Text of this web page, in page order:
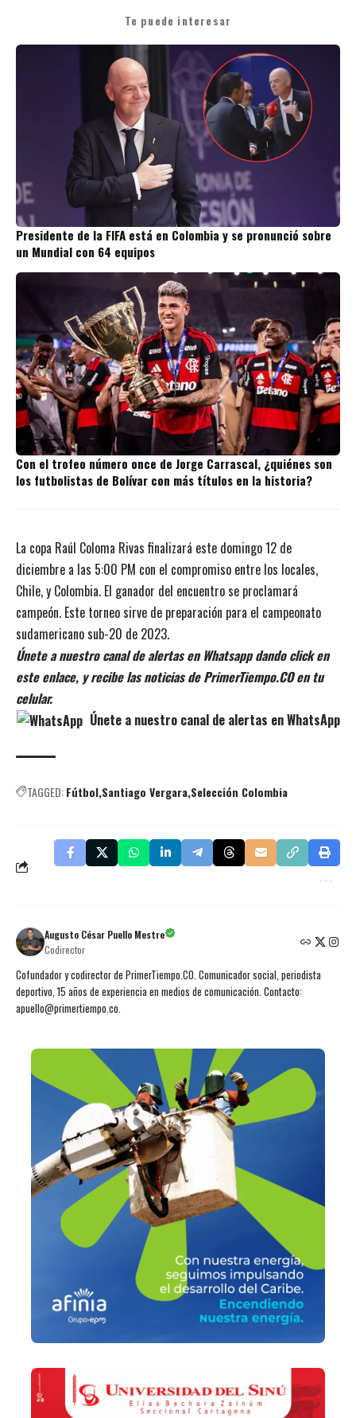
Te puede interesar
Presidente de la FIFA está en Colombia y se pronunció sobre
un Mundial con 64 equipos
Con el trofeo número once de Jorge Carrascal, ¿quiénes son
los futbolistas de Bolívar con más títulos en la historia?
La copa Raúl Coloma Rivas finalizará este domingo 12 de
diciembre a las 5:00 PM con el compromiso entre los locales,
Chile, y Colombia. El ganador del encuentro se proclamará
campeón. Este torneo sirve de preparación para el campeonato
sudamericano sub-20 de 2023.
Únete a nuestro canal de alertas en Whatsapp dando click en
este enlace, y recibe las noticias de PrimerTiempo.CO en tu
celular.
Únete a nuestro canal de alertas en WhatsApp
TAGGED:Fútbol Santiago Vergara Selección Colombia
Augusto César Puello Mestre
Codirector
Cofundador y codirector de PrimerTiempo.CO. Comunicador social, periodista
deportivo, 15 años de experiencia en medios de comunicación. Contacto:
apuello@primertiempo.co.